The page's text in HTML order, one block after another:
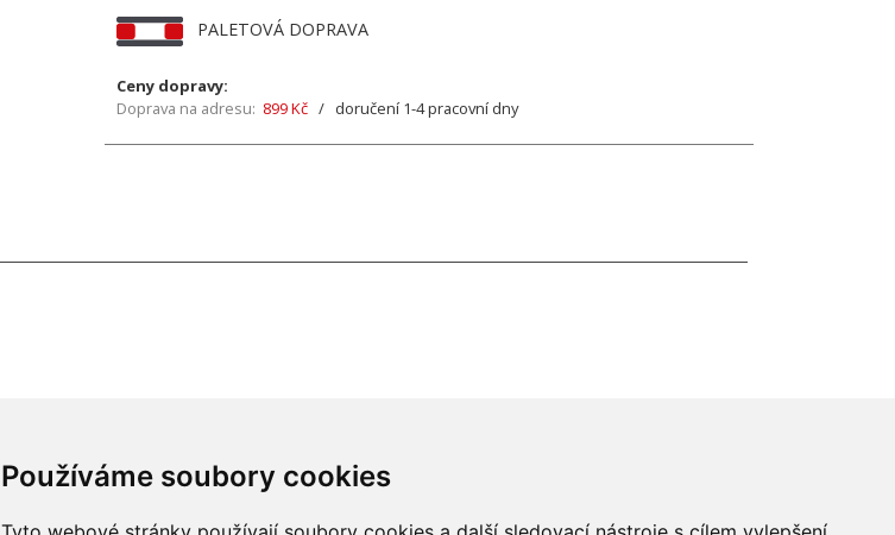
Používáme soubory cookies
PALETOVÁ DOPRAVA
Ceny dopravy:
Doprava na adresu: 899 Kč / doručení 1-4 pracovní dny